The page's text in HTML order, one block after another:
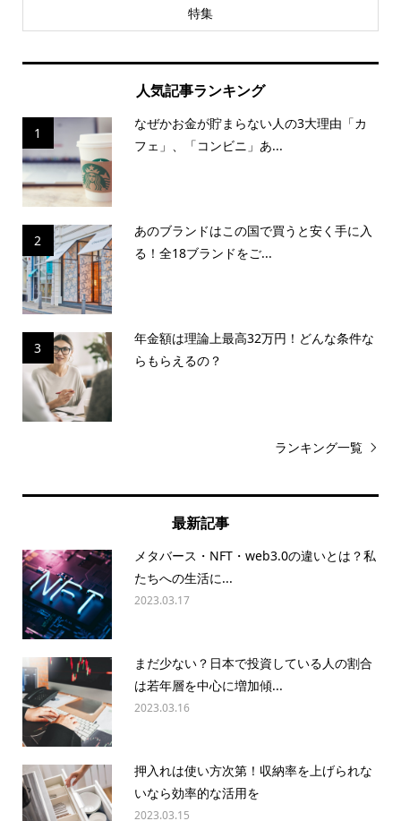
特集
人気記事ランキング
1
なぜかお金が貯まらない人の3大理由「カ
フェ」、「コンビニ」あ...
2
あのブランドはこの国で買うと安く手に入
る！全18ブランドをご...
3
年金額は理論上最高32万円！どんな条件な
らもらえるの？
ランキング一覧
最新記事
メタバース・NFT・web3.0の違いとは？私
たちへの生活に...
2023.03.17
まだ少ない？日本で投資している人の割合
は若年層を中心に増加傾...
2023.03.16
押入れは使い方次第！収納率を上げられな
いなら効率的な活用を
2023.03.15